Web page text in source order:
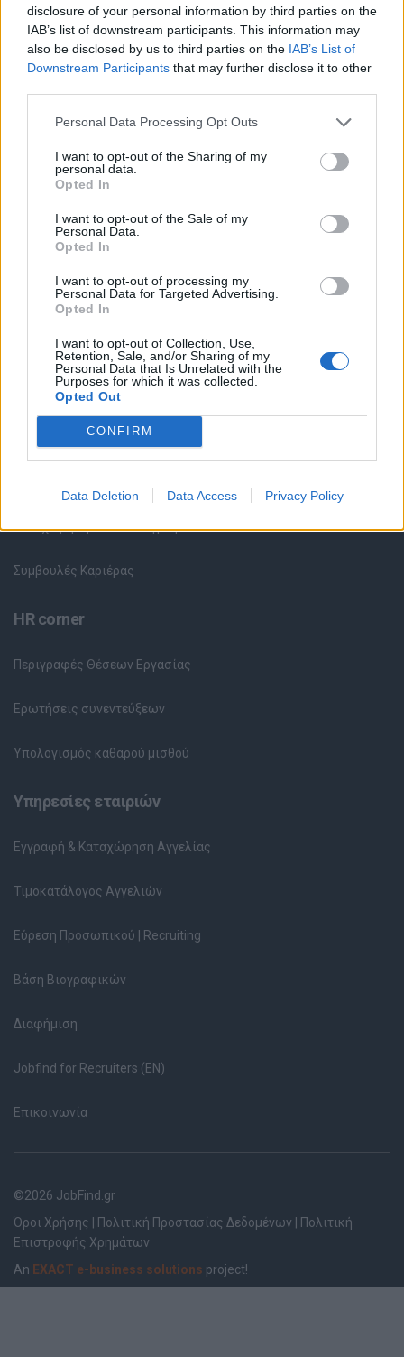
disclosure of your personal information by third parties on the
IAB’s list of downstream participants. This information may
also be disclosed by us to third parties on the IAB’s List of
Downstream Participants that may further disclose it to other
Personal Data Processing Opt Outs
I want to opt-out of the Sharing of my
personal data.
Opted In
I want to opt-out of the Sale of my
Personal Data.
Opted In
I want to opt-out of processing my
Personal Data for Targeted Advertising.
Opted In
I want to opt-out of Collection, Use,
Retention, Sale, and/or Sharing of my
Personal Data that Is Unrelated with the
Purposes for which it was collected.
Opted Out
CONFIRM
Data Deletion Data Access Privacy Policy
Θέσεις εργασίας
Όλες οι Θέσεις Εργασίας
Θέσεις Εργασίας ανά Ειδικότητα
Θέσεις Εργασίας ανά Εταιρεία
Κέντρο Βοήθειας
Καταχώρηση Online Βιογραφικού
Συμβουλές Καριέρας
HR corner
Περιγραφές Θέσεων Εργασίας
Ερωτήσεις συνεντεύξεων
Υπολογισμός καθαρού μισθού
Υπηρεσίες εταιριών
Εγγραφή & Καταχώρηση Αγγελίας
Τιμοκατάλογος Αγγελιών
Εύρεση Προσωπικού | Recruiting
Βάση Βιογραφικών
Διαφήμιση
Jobfind for Recruiters (EN)
Επικοινωνία
©2026 JobFind.gr
Όροι Χρήσης
Πολιτική Προστασίας Δεδομένων
Πολιτική
Επιστροφής Χρημάτων
An EXACT e-business solutions project!